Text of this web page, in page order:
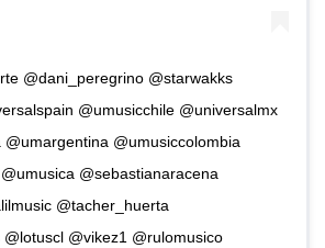
@dani_peregrino @starwakks
@umusicchile @universalmx
@umargentina @umusiccolombia
@sebastianaracena
@tacher_huerta
@vikez1 @rulomusico